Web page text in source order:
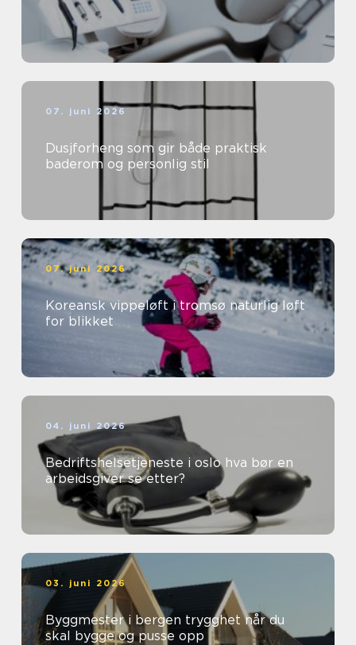
07. juni 2026
Dusjforheng som gir både praktisk
baderom og personlig stil
07. juni 2026
Koreansk vippeløft i tromsø naturlig løft
for blikket
04. juni 2026
Bedriftshelsetjeneste i oslo hva bør en
arbeidsgiver se etter?
03. juni 2026
Byggmester i bergen trygghet når du
skal bygge og pusse opp